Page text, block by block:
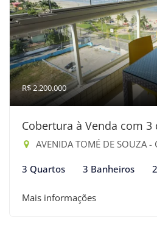
R$ 2.200.000
Cobertura à Venda com 3
AVENIDA TOMÉ DE SOUZA
3 Quartos 3 Banheiros
Mais informações